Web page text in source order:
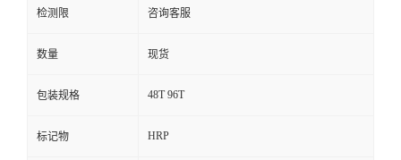
检测限 咨询客服
数量 现货
包装规格 48T 96T
标记物 HRP